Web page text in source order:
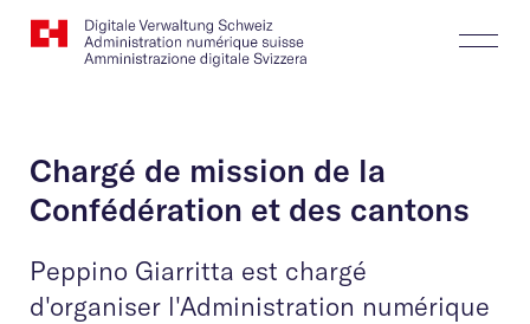
Website
Logo
Recherche
Chargé de mission de la
Confédération et des cantons
Peppino Giarritta est chargé
d'organiser l'Administration numérique